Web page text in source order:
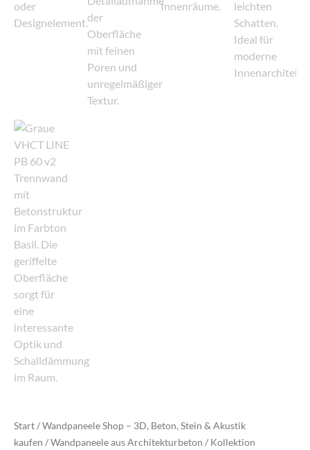
Start/Wandpaneele Shop – 3D, Beton, Stein & Akustik
kaufen /Wandpaneele aus Architekturbeton / Kollektion